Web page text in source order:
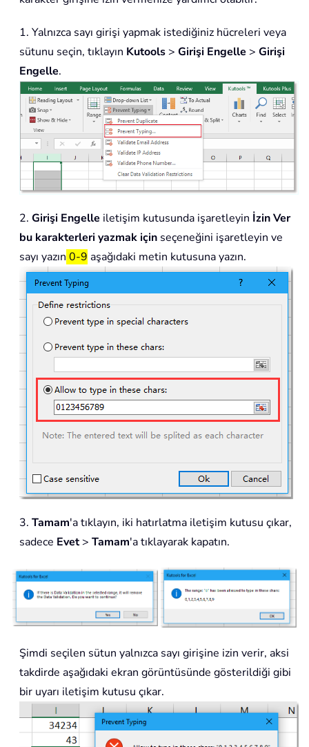
1. Yalnızca sayı girişi yapmak istediğiniz hücreleri veya
sütunu seçin, tıklayın Kutools > Girişi Engelle > Girişi
Engelle.
2. Girişi Engelle iletişim kutusunda işaretleyin İzin Ver
bu karakterleri yazmak için seçeneğini işaretleyin ve
sayı yazın 0-9 aşağıdaki metin kutusuna yazın.
3. Tamam'a tıklayın, iki hatırlatma iletişim kutusu çıkar,
sadece Evet> Tamam'a tıklayarak kapatın.
Şimdi seçilen sütun yalnızca sayı girişine izin verir, aksi
takdirde aşağıdaki ekran görüntüsünde gösterildiği gibi
bir uyarı iletişim kutusu çıkar.